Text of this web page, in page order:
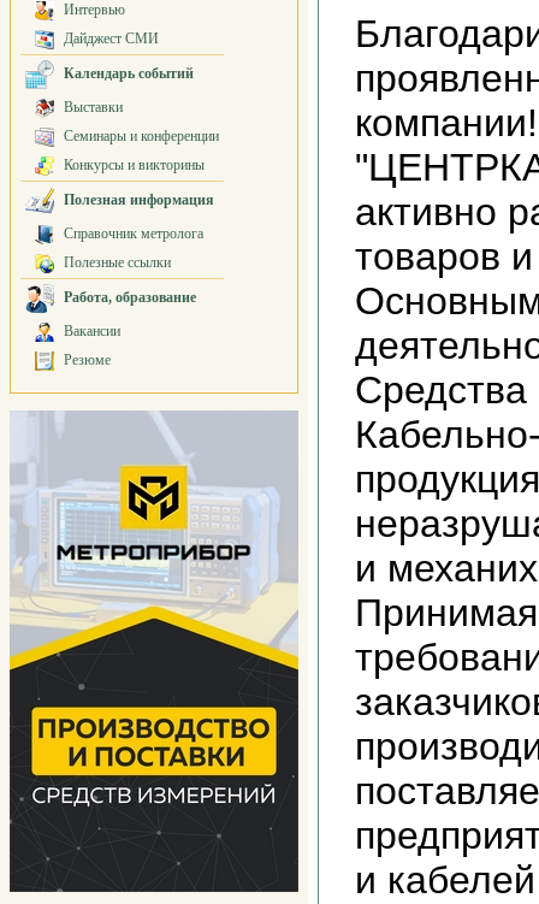
Интервью
Дайджест СМИ
Календарь событий
Выставки
Семинары и конференции
Конкурсы и викторины
Полезная информация
Справочник метролога
Полезные ссылки
Работа, образование
Вакансии
Резюме
активно
товаров
и
и